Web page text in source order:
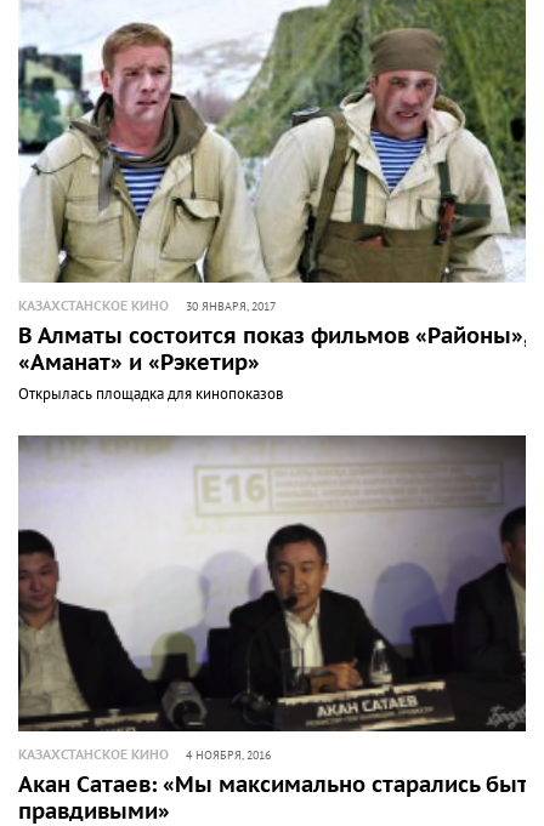
КАЗАХСТАНСКОЕ КИНО 30 ЯНВАРЯ, 2017
В Алматы состоится показ фильмов «Районы»,
«Аманат» и «Рэкетир»
Открылась площадка для кинопоказов
КАЗАХСТАНСКОЕ КИНО 4 НОЯБРЯ, 2016
Акан Сатаев: «Мы максимально старались быть
правдивыми»